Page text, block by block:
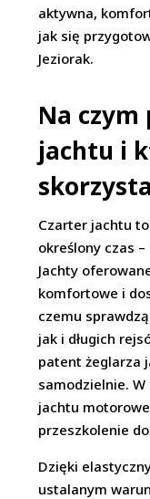
aktywna,
jak się
Jeziorak.
Na
jachtu i
Czarter jachtu
określony czas
Jachty
komfortowe i
czemu
jak i długich
patent żeglarza
samodzielnie.
jachtu
przeszkolenie
Dzięki
ustalanym